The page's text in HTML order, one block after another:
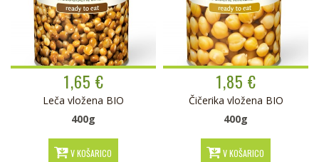
1,65 €
Leča vložena BIO
400g
V KOŠARICO
1,85 €
Čičerika vložena BIO
400g
V KOŠARICO